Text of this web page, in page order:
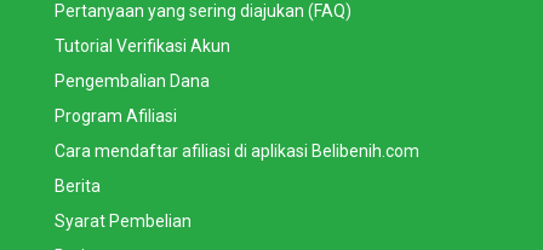
Pertanyaan yang sering diajukan (FAQ)
Tutorial Verifikasi Akun
Pengembalian Dana
Program Afiliasi
Cara mendaftar afiliasi di aplikasi Belibenih.com
Berita
Syarat Pembelian